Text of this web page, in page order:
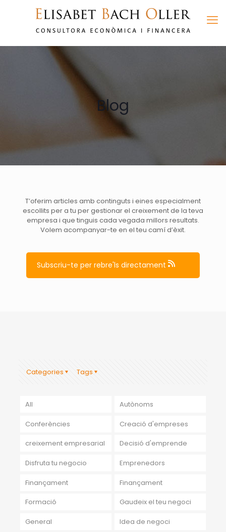
Blog
T’oferim articles amb continguts i eines especialment
escollits per a tu per gestionar el creixement de la teva
empresa i que tinguis cada vegada millors resultats.
Volem acompanyar-te en el teu camí d’èxit.
Subscriu-te per rebre'ls directament
Categories Tags
All Autònoms
Conferències Creació d'empreses
creixement empresarial Decisió d'emprende
Disfruta tu negocio Emprenedors
Finançament Finançament
Formació Gaudeix el teu negoci
General Idea de negoci